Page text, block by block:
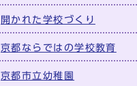
開かれた学校づくり
京都ならではの学校教育
京都市立幼稚園